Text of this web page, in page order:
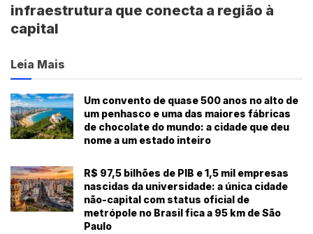
infraestrutura que conecta a região à
capital
Leia Mais
Um convento de quase 500 anos no alto de
um penhasco e uma das maiores fábricas
de chocolate do mundo: a cidade que deu
nome a um estado inteiro
R$ 97,5 bilhões de PIB e 1,5 mil empresas
nascidas da universidade: a única cidade
não-capital com status oficial de
metrópole no Brasil fica a 95 km de São
Paulo